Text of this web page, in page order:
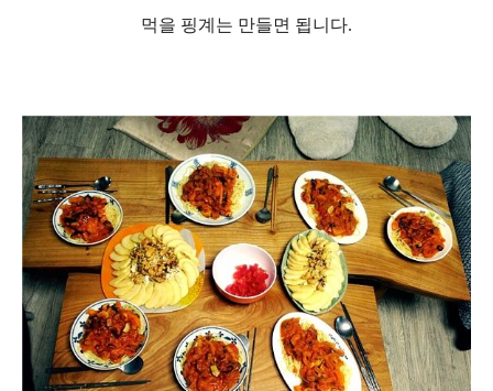
먹을 핑계는 만들면 됩니다.